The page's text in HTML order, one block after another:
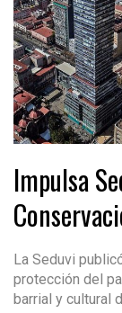
Impulsa
La Seduvi
protección del
barrial y cultural